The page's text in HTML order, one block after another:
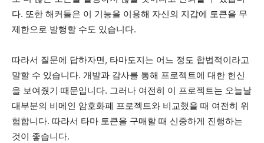
다. 또한 해커들은 이 기능을 이용해 자신의 지갑에 토큰을 무
제한으로 발행할 수도 있습니다.
따라서 질문에 답하자면, 타마도지는 어느 정도 합법적이라고
말할 수 있습니다. 개발과 감사를 통해 프로젝트에 대한 헌신
을 보여줬기 때문입니다. 그러나 여전히 이 프로젝트는 오늘날
대부분의 비메인 암호화폐 프로젝트와 비교했을 때 여전히 위
험합니다. 따라서 타마 토큰을 구매할 때 신중하게 진행하는
것이 좋습니다.